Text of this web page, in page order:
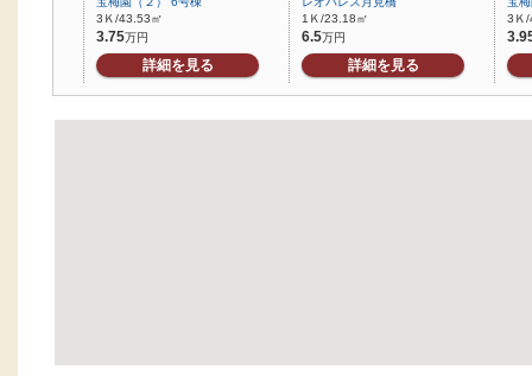
3Ｋ/43.53㎡
3.75万円
詳細を見る
1Ｋ/23.18㎡
6.5万円
詳細を見る
3Ｋ/